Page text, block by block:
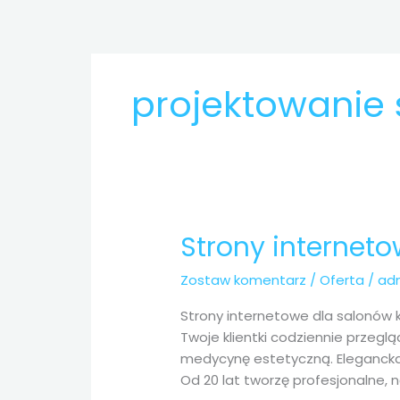
projektowanie
Strony
Zostaw komentarz /Oferta /
Strony internetowe dla salonów
Twoje klientki codziennie
medycynę estetyczną.
Od 20 lat tworzę profesjonalne,
Strony
internetowe
dla
kosmetycznych
Lubin